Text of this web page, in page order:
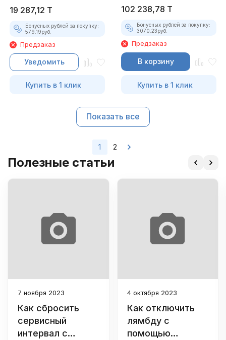
19 287,12 T
Бонусных рублей за покупку:
579.19руб.
Предзаказ
Уведомить
Купить в 1 клик
102 238,78 T
Бонусных рублей за покупку:
3070.23руб.
Предзаказ
В корзину
Купить в 1 клик
Показать все
1 2
Полезные статьи
7 ноября 2023
Как сбросить
сервисный
интервал с
4 октября 2023
Как отключить
лямбду с
помощью